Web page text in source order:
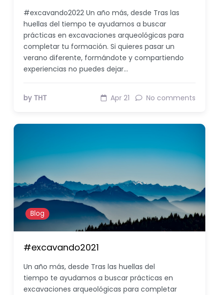
#excavando2022 Un año más, desde Tras las
huellas del tiempo te ayudamos a buscar
prácticas en excavaciones arqueológicas para
completar tu formación. Si quieres pasar un
verano diferente, formándote y compartiendo
experiencias no puedes dejar…
by THT Apr 21 No comments
Blog
#excavando2021
Un año más, desde Tras las huellas del
tiempo te ayudamos a buscar prácticas en
excavaciones arqueológicas para completar